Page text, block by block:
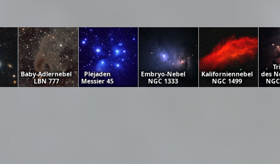
Baby-Adlernebel
LBN 777
Plejaden
Messier 45
Embryo-Nebel
NGC 1333
Kaliforniennebel
NGC 1499
des